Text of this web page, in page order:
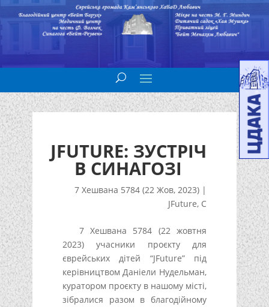
JFUTURE: ЗУСТРІЧ
В СИНАГОЗІ
7 Хешвана 5784 (22 Жов, 2023) |
JFuture, С
7 Хешвана 5784 (22 жовтня
2023) учасники проєкту для
єврейських дітей “JFuture” під
керівництвом Даніели Нудельман,
куратором проєкту в нашому місті,
зібралися разом в благодійному